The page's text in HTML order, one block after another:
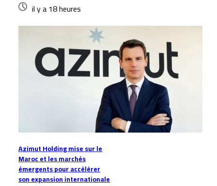
il y a 18 heures
Azimut Holding mise sur le
Maroc et les marchés
émergents pour accélérer
son expansion internationale